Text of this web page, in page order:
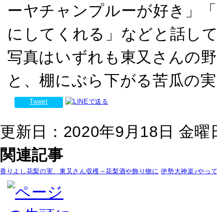
ーヤチャンプルーが好き」
にしてくれる」などと話し
写真はいずれも東又さんの
と、棚にぶら下がる苦瓜の
Tweet
更新日：2020年9月18日 金曜
関連記事
香りよし花梨の実、東又さん収穫～花梨酒や飾り物に 伊勢大神楽♪やっ